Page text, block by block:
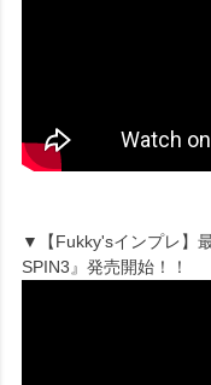
▼【Fukky'sインプレ】
SPIN3』発売開始！！